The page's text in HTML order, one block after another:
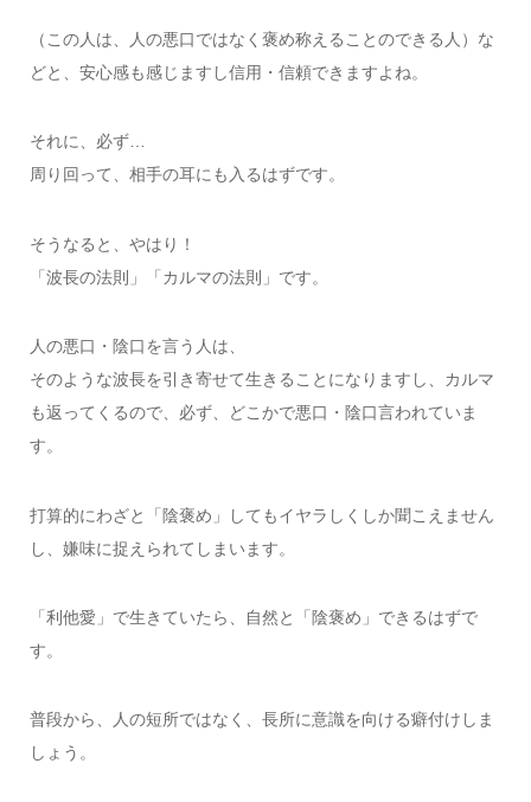
（この人は、人の悪口ではなく褒め称えることのできる人）な
どと、安心感も感じますし信用・信頼できますよね。
それに、必ず…
周り回って、相手の耳にも入るはずです。
そうなると、やはり！
「波長の法則」「カルマの法則」です。
人の悪口・陰口を言う人は、
そのような波長を引き寄せて生きることになりますし、カルマ
も返ってくるので、必ず、どこかで悪口・陰口言われていま
す。
打算的にわざと「陰褒め」してもイヤラしくしか聞こえません
し、嫌味に捉えられてしまいます。
「利他愛」で生きていたら、自然と「陰褒め」できるはずで
す。
普段から、人の短所ではなく、長所に意識を向ける癖付けしま
しょう。